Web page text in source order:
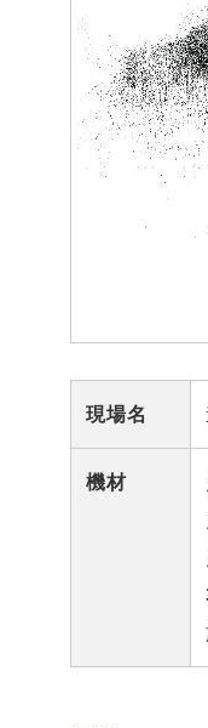
現場名
機材